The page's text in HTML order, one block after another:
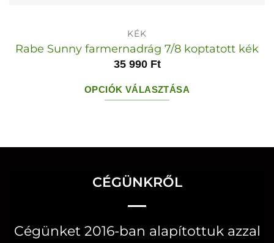
KÉK
Rabe Sunny farmernadrág 7/8 koptatott kék
35 990 Ft
OPCIÓK VÁLASZTÁSA
terméknek
variációja
változatok
CÉGÜNKRŐL
Cégünket 2016-ban alapítottuk azzal